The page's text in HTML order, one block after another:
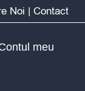
Noi | Contact
meu